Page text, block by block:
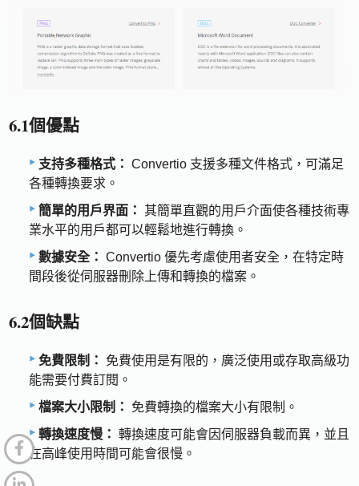
6.1個優點
支持多種格式： Convertio 支援多種文件格式，可滿足
各種轉換要求。
簡單的用戶界面： 其簡單直觀的用戶介面使各種技術專
業水平的用戶都可以輕鬆地進行轉換。
數據安全： Convertio 優先考慮使用者安全，在特定時
間段後從伺服器刪除上傳和轉換的檔案。
6.2個缺點
免費限制：
免費使用是有限的，廣泛使用或存取高級功
能需要付費訂閱。
檔案大小限制：
免費轉換的檔案大小有限制。
轉換速度慢： 轉換速度可能會因伺服器負載而異，並且
在高峰使用時間可能會很慢。